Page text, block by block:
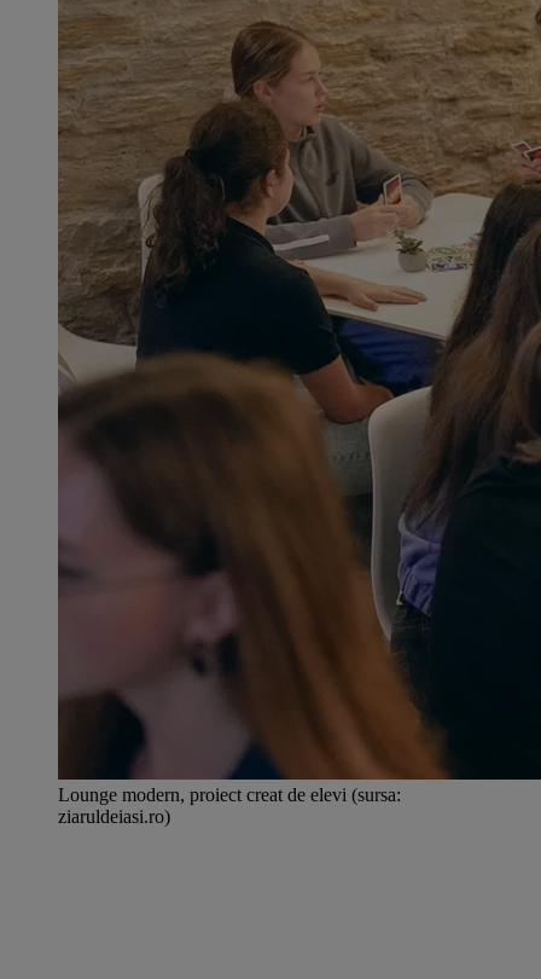
Lounge modern, proiect creat de elevi (sursa:
ziaruldeiasi.ro)